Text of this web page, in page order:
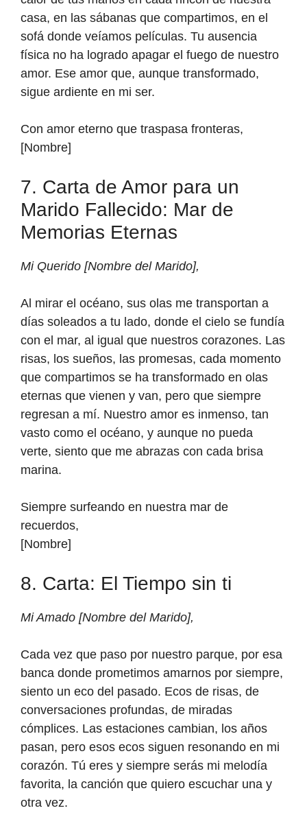
casa, en las sábanas que compartimos, en el
sofá donde veíamos películas. Tu ausencia
física no ha logrado apagar el fuego de nuestro
amor. Ese amor que, aunque transformado,
sigue ardiente en mi ser.
Con amor eterno que traspasa fronteras,
[Nombre]
7. Carta de Amor para un
Marido Fallecido: Mar de
Memorias Eternas
Mi Querido [Nombre del Marido],
Al mirar el océano, sus olas me transportan a
días soleados a tu lado, donde el cielo se fundía
con el mar, al igual que nuestros corazones. Las
risas, los sueños, las promesas, cada momento
que compartimos se ha transformado en olas
eternas que vienen y van, pero que siempre
regresan a mí. Nuestro amor es inmenso, tan
vasto como el océano, y aunque no pueda
verte, siento que me abrazas con cada brisa
marina.
Siempre surfeando en nuestra mar de
recuerdos,
[Nombre]
8. Carta: El Tiempo sin ti
Mi Amado [Nombre del Marido],
Cada vez que paso por nuestro parque, por esa
banca donde prometimos amarnos por siempre,
siento un eco del pasado. Ecos de risas, de
conversaciones profundas, de miradas
cómplices. Las estaciones cambian, los años
pasan, pero esos ecos siguen resonando en mi
corazón. Tú eres y siempre serás mi melodía
favorita, la canción que quiero escuchar una y
otra vez.